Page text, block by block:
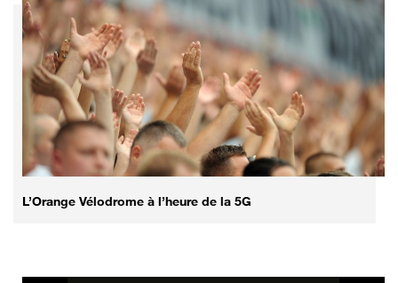
L’Orange Vélodrome à l’heure de la 5G